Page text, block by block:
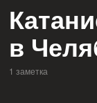
в
1 заметка